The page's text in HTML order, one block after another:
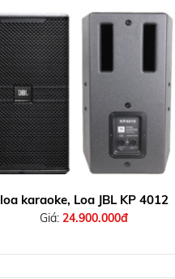
loa karaoke, Loa JBL KP 4012
Giá: 24.900.000đ